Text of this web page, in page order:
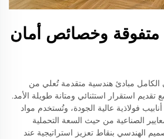
متفوقة وخصائص أمان
الكامل مبادئ هندسية متقدمة تُعلي من
تقديم استقرار استثنائي ومتانة طويلة الأمد.
فولاذية عالية الجودة، وتُستخدم مواد
الصناعية من حيث السعة التحملية
الهندسي بنقاط تعزيز استراتيجية عند